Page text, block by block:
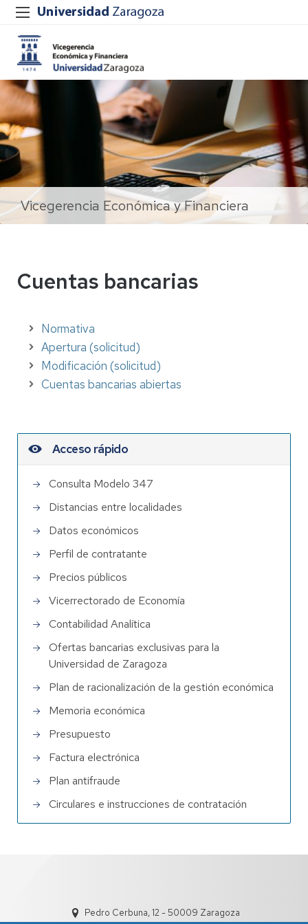
Vicegerencia Económica y Financiera
Cuentas bancarias
Normativa
Apertura (solicitud)
Modificación (solicitud)
Cuentas bancarias abiertas
Acceso rápido
Consulta Modelo 347
Distancias entre localidades
Datos económicos
Perfil de contratante
Precios públicos
Vicerrectorado de Economía
Contabilidad Analítica
Ofertas bancarias exclusivas para la
Universidad de Zaragoza
Plan de racionalización de la gestión económica
Memoria económica
Presupuesto
Factura electrónica
Plan antifraude
Circulares e instrucciones de contratación
Pedro Cerbuna, 12 - 50009 Zaragoza